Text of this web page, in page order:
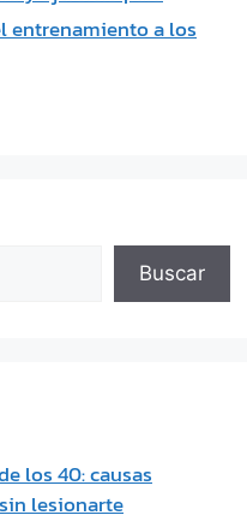
entrenamiento a los
Buscar
los 40: causas
lesionarte